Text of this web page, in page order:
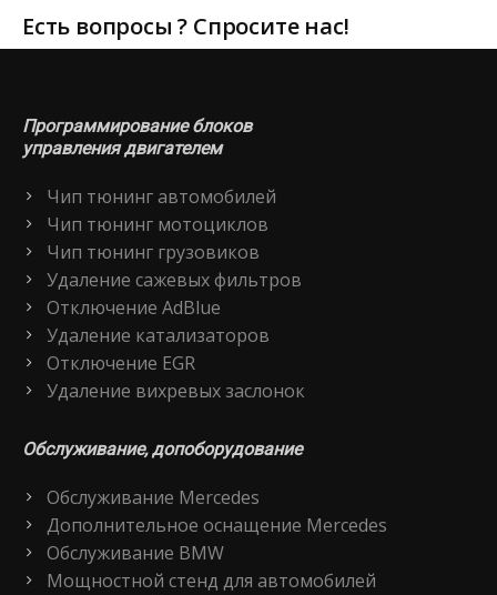
Есть вопросы ? Спросите нас!
Программирование блоков
управления двигателем
Чип тюнинг автомобилей
Чип тюнинг мотоциклов
Чип тюнинг грузовиков
Удаление сажевых фильтров
Отключение AdBlue
Удаление катализаторов
Отключение EGR
Удаление вихревых заслонок
Обслуживание, допоборудование
Обслуживание Mercedes
Дополнительное оснащение Mercedes
Обслуживание BMW
Мощностной стенд для автомобилей